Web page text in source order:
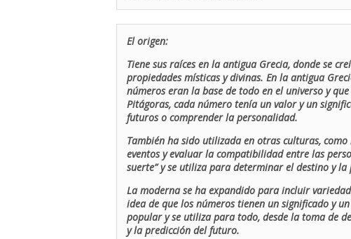
El origen:
Tiene sus raíces en la antigua Grecia, donde se
propiedades místicas y divinas. En la antigua
números eran la base de todo en el universo y
Pitágoras, cada número tenía un valor y un
futuros o comprender la personalidad.
También ha sido utilizada en otras culturas,
eventos y evaluar la compatibilidad entre las
suerte” y se utiliza para determinar el destino y
La moderna se ha expandido para incluir
idea de que los números tienen un significado y
popular y se utiliza para todo, desde la toma de
y la predicción del futuro.